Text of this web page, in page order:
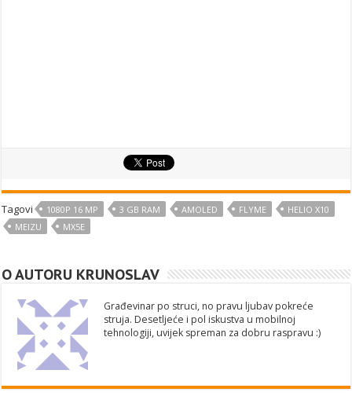
Tagovi 1080P 16 MP 3 GB RAM AMOLED FLYME
HELIO X10
MEIZU
MX5E
O AUTORU KRUNOSLAV
Građevinar po struci, no pravu ljubav pokreće
struja. Desetljeće i pol iskustva u mobilnoj
tehnologiji, uvijek spreman za dobru raspravu :)